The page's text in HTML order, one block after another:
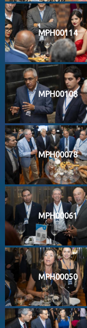
MPH00114
MPH00108
MPH00078
MPH00061
MPH00050